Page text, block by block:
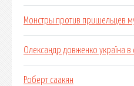
Монстры против пришельцев
Олександр довженко україна в
Роберт саакян